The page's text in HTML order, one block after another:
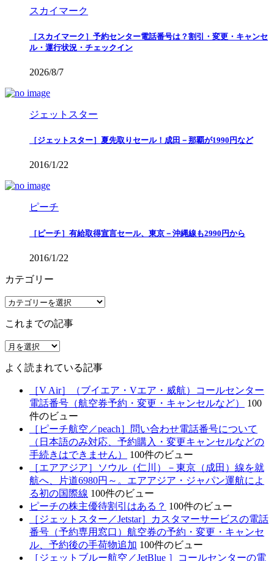
スカイマーク
［スカイマーク］予約センター電話番号は？割引・変更・キャンセ
ル・運行状況・チェックイン
2026/8/7
ジェットスター
［ジェットスター］夏先取りセール！成田－那覇が1990円など
2016/1/22
ピーチ
［ピーチ］有給取得宣言セール、東京－沖縄線も2990円から
2016/1/22
カテゴリー
カ
ゴ
リ
ー
これまでの記事
こ
ま
よく読まれている記事
［V Air］（ブイエア・Vエア・威航）コールセンター
電話番号（航空券予約・変更・キャンセルなど）
100
件のビュー
［ピーチ航空／peach］問い合わせ電話番号について
（日本語のみ対応、予約購入・変更キャンセルなどの
手続きはできません）
100件のビュー
［エアアジア］ソウル（仁川）－東京（成田）線を就
航へ、片道6980円～。エアアジア・ジャパン運航によ
る初の国際線 100件のビュー
ピーチの株主優待割引はある？ 100件のビュー
［ジェットスター／Jetstar］カスタマーサービスの電話
番号（予約専用窓口）航空券の予約・変更・キャンセ
ル、予約後の手荷物追加 100件のビュー
［ジェットブルー航空／JetBlue ］コールセンターの電